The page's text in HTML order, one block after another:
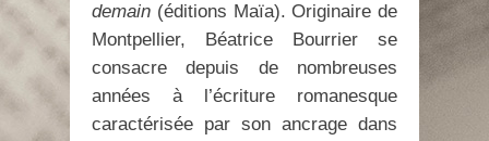
demain (éditions Maïa). Originaire de
Montpellier, Béatrice Bourrier se
consacre depuis de nombreuses
années à l’écriture romanesque
caractérisée par son ancrage dans